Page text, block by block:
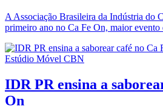
A Associação Brasileira da Indústria do
primeiro ano no Ca Fe On, maior evento
Estúdio Móvel CBN
IDR PR ensina a
On